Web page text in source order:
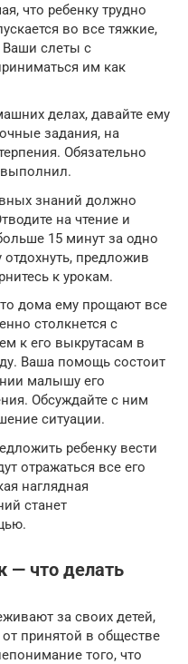
что ребенку трудно
во все тяжкие,
Ваши слеты с
им как
делах, давайте ему
задания, на
Обязательно
выполнил.
знаний должно
на чтение и
15 минут за одно
отдохнуть, предложив
к урокам.
дома ему прощают все
столкнется с
к его выкрутасам в
Ваша помощь состоит
малышу его
Обсуждайте с ним
ситуации.
ребенку вести
отражаться все его
наглядная
станет
— что делать
за своих детей,
принятой в обществе
того, что